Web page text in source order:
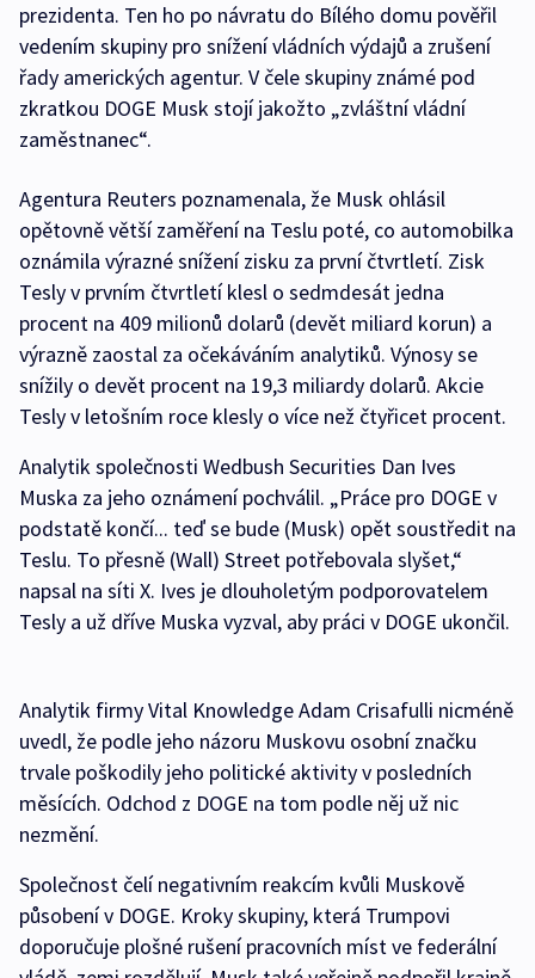
prezidenta. Ten ho po návratu do Bílého domu pověřil
vedením skupiny pro snížení vládních výdajů a zrušení
řady amerických agentur. V čele skupiny známé pod
zkratkou DOGE Musk stojí jakožto „zvláštní vládní
zaměstnanec“.
Agentura Reuters poznamenala, že Musk ohlásil
opětovně větší zaměření na Teslu poté, co automobilka
oznámila výrazné snížení zisku za první čtvrtletí. Zisk
Tesly v prvním čtvrtletí klesl o sedmdesát jedna
procent na 409 milionů dolarů (devět miliard korun) a
výrazně zaostal za očekáváním analytiků. Výnosy se
snížily o devět procent na 19,3 miliardy dolarů. Akcie
Tesly v letošním roce klesly o více než čtyřicet procent.
Analytik společnosti Wedbush Securities Dan Ives
Muska za jeho oznámení pochválil. „Práce pro DOGE v
podstatě končí... teď se bude (Musk) opět soustředit na
Teslu. To přesně (Wall) Street potřebovala slyšet,“
napsal na síti X. Ives je dlouholetým podporovatelem
Tesly a už dříve Muska vyzval, aby práci v DOGE ukončil.
Analytik firmy Vital Knowledge Adam Crisafulli nicméně
uvedl, že podle jeho názoru Muskovu osobní značku
trvale poškodily jeho politické aktivity v posledních
měsících. Odchod z DOGE na tom podle něj už nic
nezmění.
Společnost čelí negativním reakcím kvůli Muskově
působení v DOGE. Kroky skupiny, která Trumpovi
doporučuje plošné rušení pracovních míst ve federální